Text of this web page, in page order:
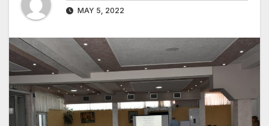
MAY 5, 2022